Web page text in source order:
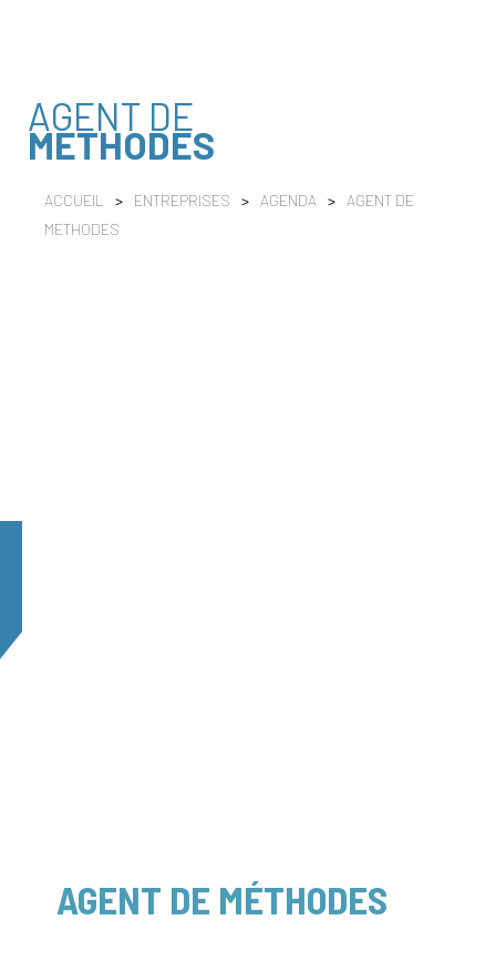
AGENT DE
METHODES
ACCUEIL > ENTREPRISES > AGENDA >
AGENT DE
METHODES
AGENT DE MÉTHODES